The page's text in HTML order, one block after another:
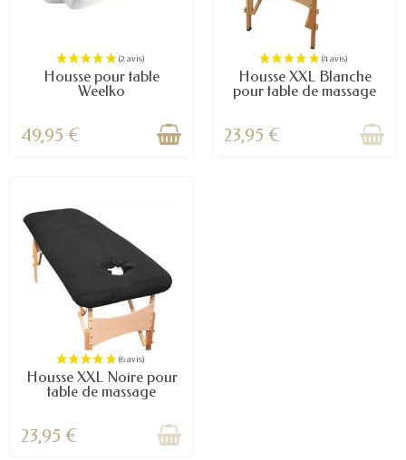
Housse pour table
Weelko
49,95 €
Housse XXL Blanche
pour table de massage
23,95 €
Housse XXL Noire pour
table de massage
23,95 €